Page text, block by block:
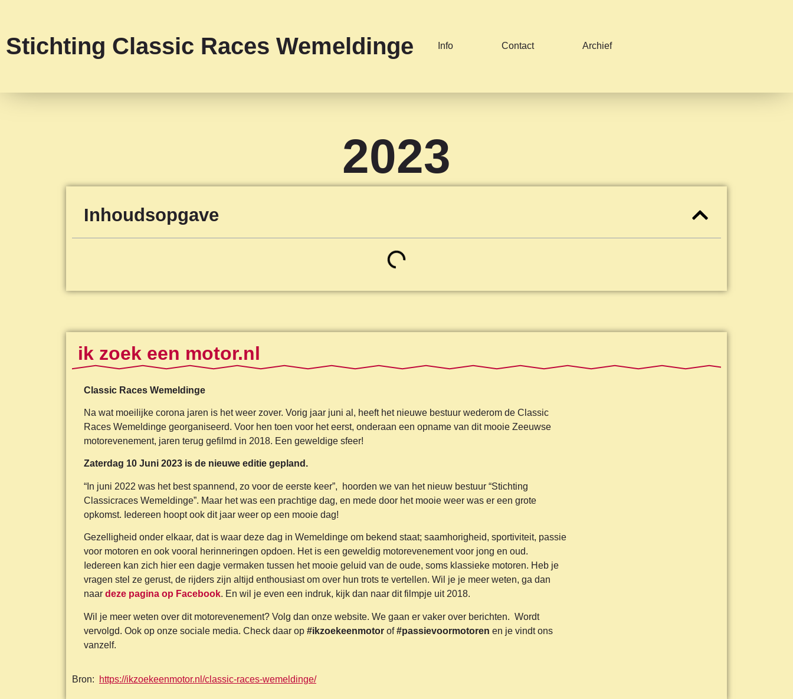
Stichting Classic Races Wemeldinge Info Contact Archief
2023
Inhoudsopgave
ik zoek een motor.nl
Classic Races Wemeldinge
Na wat moeilijke corona jaren is het weer zover. Vorig jaar juni al, heeft het nieuwe bestuur wederom de Classic
Races Wemeldinge georganiseerd. Voor hen toen voor het eerst, onderaan een opname van dit mooie Zeeuwse
motorevenement, jaren terug gefilmd in 2018. Een geweldige sfeer!
Zaterdag 10 Juni 2023 is de nieuwe editie gepland.
“In juni 2022 was het best spannend, zo voor de eerste keer”, hoorden we van het nieuw bestuur “Stichting
Classicraces Wemeldinge”. Maar het was een prachtige dag, en mede door het mooie weer was er een grote
opkomst. Iedereen hoopt ook dit jaar weer op een mooie dag!
Gezelligheid onder elkaar, dat is waar deze dag in Wemeldinge om bekend staat; saamhorigheid, sportiviteit, passie
voor motoren en ook vooral herinneringen opdoen. Het is een geweldig motorevenement voor jong en oud.
Iedereen kan zich hier een dagje vermaken tussen het mooie geluid van de oude, soms klassieke motoren. Heb je
vragen stel ze gerust, de rijders zijn altijd enthousiast om over hun trots te vertellen. Wil je je meer weten, ga dan
naar deze pagina op Facebook. En wil je even een indruk, kijk dan naar dit filmpje uit 2018.
Wil je meer weten over dit motorevenement? Volg dan onze website. We gaan er vaker over berichten. Wordt
vervolgd. Ook op onze sociale media. Check daar op #ikzoekeenmotor of#passievoormotoren en je vindt ons
vanzelf.
Bron: https://ikzoekeenmotor.nl/classic-races-wemeldinge/